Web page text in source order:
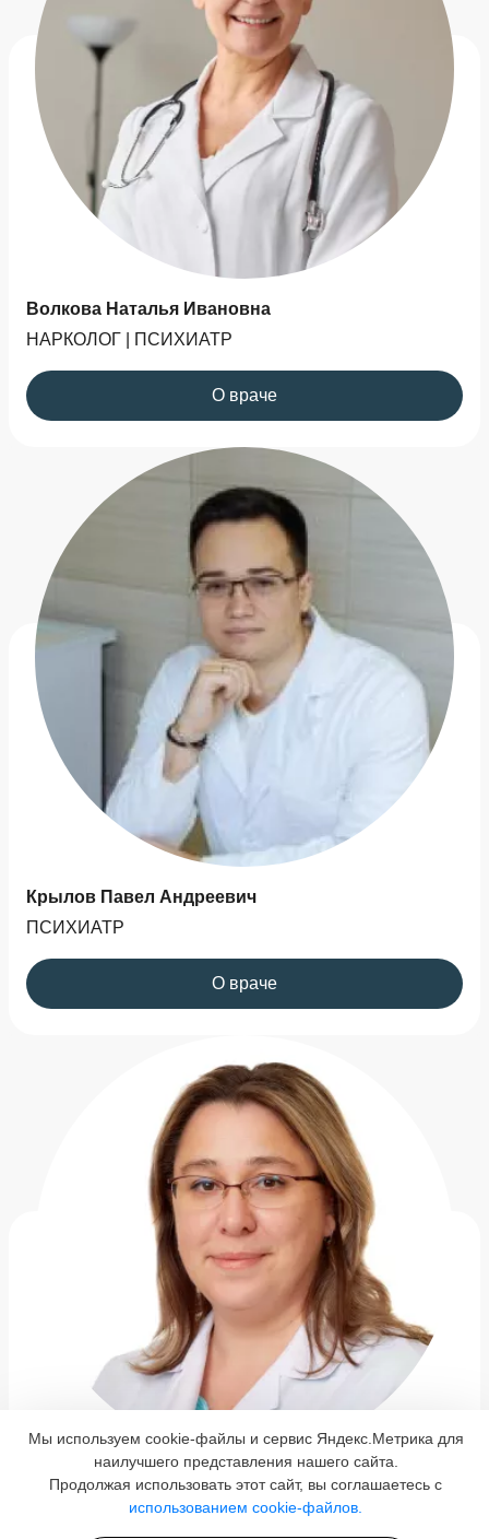
Волкова Наталья Ивановна
НАРКОЛОГ | ПСИХИАТР
О враче
Крылов Павел Андреевич
ПСИХИАТР
О враче
Ларионова Татьяна Николаевна
КЛИНИЧЕСКИЙ ПСИХОЛОГ
Мы используем cookie-файлы и сервис Яндекс.Метрика для
наилучшего представления нашего сайта.
Продолжая использовать этот сайт, вы соглашаетесь с
использованием cookie-файлов.